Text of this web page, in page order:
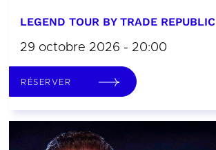
LEGEND TOUR BY TRADE REPUBLIC
29 octobre 2026 - 20:00
RÉSERVER